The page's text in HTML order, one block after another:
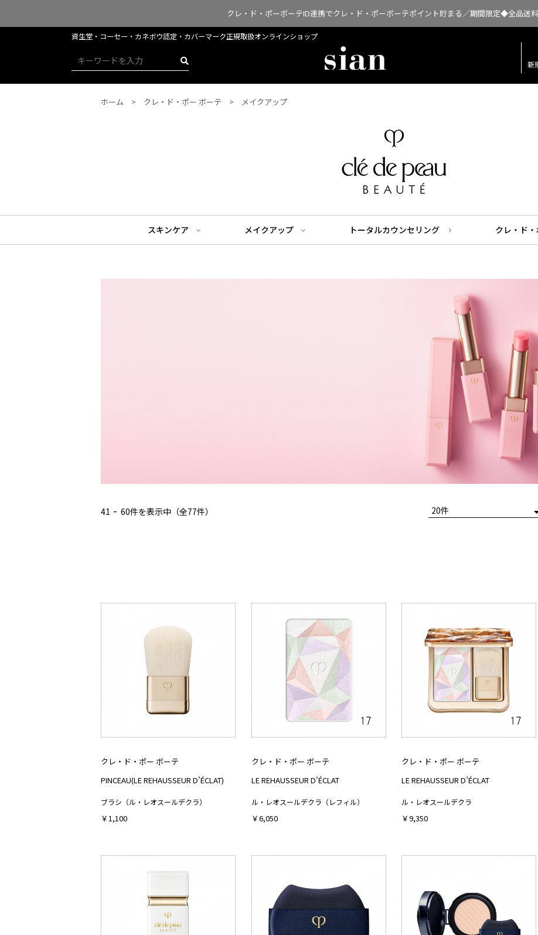
クレ・ド・ポーボーテID連携でクレ・ド・ポーボーテポイント貯まる／期間限定◆全品送
新
資生堂・コーセー・カネボウ認定・​​​​​​カバーマーク正規取扱オンラインショップ
ホーム クレ・ド・ポー ボーテ メイクアップ
スキンケア メイクアップ トータルカウンセリング クレ・ド
41 - 60件を表示中（全77件）
クレ・ド・ポー ボーテ
PINCEAU(LE REHAUSSEUR D’ÉCLAT)
ブラシ（ル・レオスールデクラ）
￥1,100
クレ・ド・ポー ボーテ
LE REHAUSSEUR D’ÉCLAT
ル・レオスールデクラ（レフィル）
￥6,050
クレ・ド・ポー ボーテ
LE REHAUSSEUR D’ÉCLAT
ル・レオスールデクラ
￥9,350